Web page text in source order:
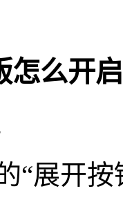
怎么开
“展开按